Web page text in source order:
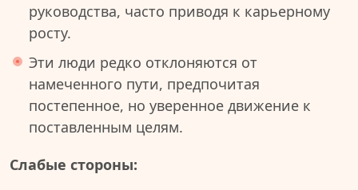
руководства, часто приводя к карьерному
росту.
Эти люди редко отклоняются от
намеченного пути, предпочитая
постепенное, но уверенное движение к
поставленным целям.
Слабые стороны: